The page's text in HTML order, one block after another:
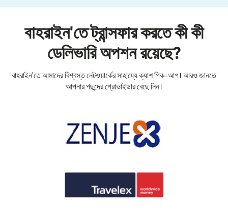
বাহরাইন'তে ট্রান্সফার করতে কী কী
ডেলিভারি অপশন রয়েছে?
বাহরাইন'তে আমাদের বিশ্বস্ত নেটওয়ার্কের সাহায্যে ক্যাশ পিক-আপ। আরও জানতে
আপনার পছন্দের প্রোভাইডার বেছে নিন।